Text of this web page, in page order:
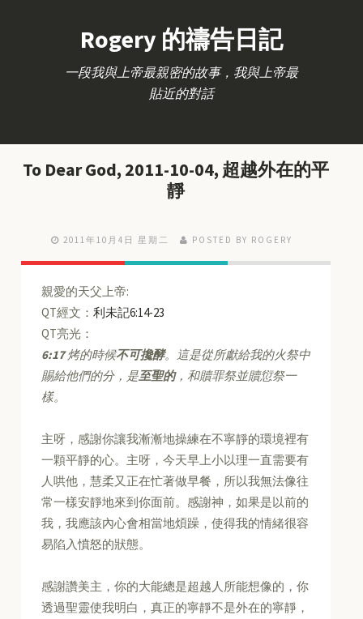
Rogery 的禱告日記
一段我與上帝最親密的故事，我與上帝最
貼近的對話
To Dear God, 2011-10-04, 超越外在的平
靜
2011年10月4日 星期二 POSTED BY ROGERY
親愛的天父上帝:
QT經文：利未記6:14-23
QT亮光：
6:17烤的時候不可攙酵。這是從所獻給我的火祭中
賜給他們的分，是至聖的，和贖罪祭並贖愆祭一
樣。
主呀，感謝你讓我漸漸地操練在不寧靜的環境裡有
一顆平靜的心。主呀，今天早上小以理一直需要有
人哄他，慧柔又正在忙著做早餐，所以我無法像往
常一樣安靜地來到你面前。感謝神，如果是以前的
我，我應該內心會相當地煩躁，使得我的情緒很容
易陷入憤怒的狀態。
感謝讚美主，你的大能總是超越人所能想像的，你
透過聖靈使我明白，真正的寧靜不是外在的寧靜，